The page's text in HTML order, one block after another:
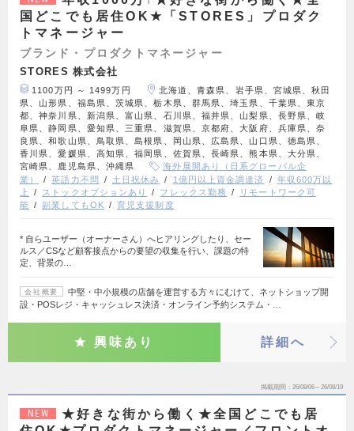
国どこでも居住OK★「STORES」プロダク
トマネージャー
ブランド・プロダクトマネージャー
STORES 株式会社
1100万円 ～ 1499万円
北海道、青森県、岩手県、宮城県、秋田
県、山形県、福島県、茨城県、栃木県、群馬県、埼玉県、千葉県、東京
都、神奈川県、新潟県、富山県、石川県、福井県、山梨県、長野県、岐
阜県、静岡県、愛知県、三重県、滋賀県、京都府、大阪府、兵庫県、奈
良県、和歌山県、鳥取県、島根県、岡山県、広島県、山口県、徳島県、
香川県、愛媛県、高知県、福岡県、佐賀県、長崎県、熊本県、大分県、
宮崎県、鹿児島県、沖縄県
海外展開あり（日系グローバル企
業）
英語力不問 土日祝休み 1億円以上資金調達済
年収600万以
上
ストックオプションあり フレックス勤務
リモートワーク可
能
副業してもOK 育児支援制度
* 自らユーザー（オーナーさん）へヒアリングしたり、セー
ルス／CSなど顧客接点からの要望の収集を行い、課題の特
定、背景の…
会社概要
中堅・中小規模の店舗を運営する方々にむけて、ネットショップ開
設・POSレジ・キャッシュレス決済・オンライン予約システム・…
興味あり 詳細へ
掲載期間 26/08/06～26/08/19
NEW
★好きな街から働く★全国どこでも居